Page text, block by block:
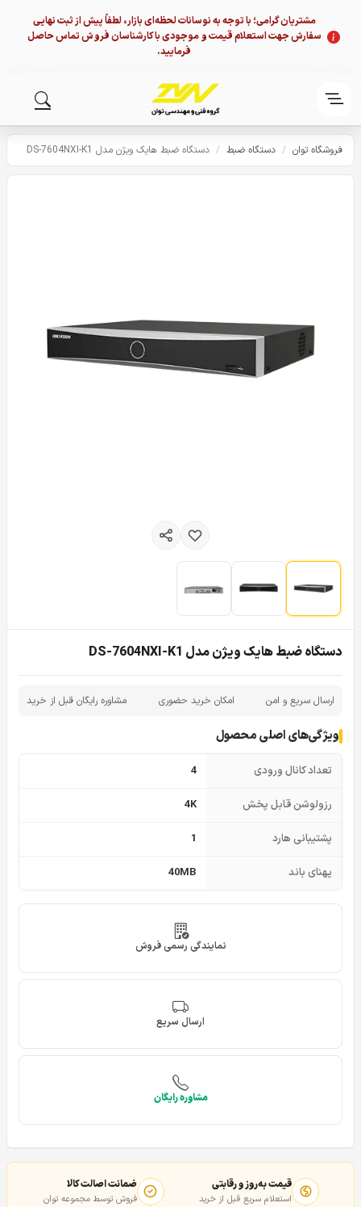
مشتریان گرامی؛ با توجه به نوسانات لحظه‌ای بازار، لطفاً پیش از ثبت نهایی
سفارش جهت استعلام قیمت و موجودی با کارشناسان فروش تماس حاصل
فرمایید.
فروشگاه توان / دستگاه ضبط / دستگاه ضبط هایک ویژن مدل DS-7604NXI-K1
دستگاه ضبط هایک ویژن مدل DS-7604NXI-K1
ارسال سریع و امن امکان خرید حضوری مشاوره رایگان قبل از خرید
ویژگی‌های اصلی محصول
تعداد کانال ورودی 4
رزولوشن قابل پخش 4K
پشتیبانی هارد 1
پهنای باند 40MB
نمایندگی رسمی فروش
ارسال سریع
مشاوره رایگان
قیمت به‌روز و رقابتی
استعلام سریع قبل از خرید
ضمانت اصالت کالا
فروش توسط مجموعه توان